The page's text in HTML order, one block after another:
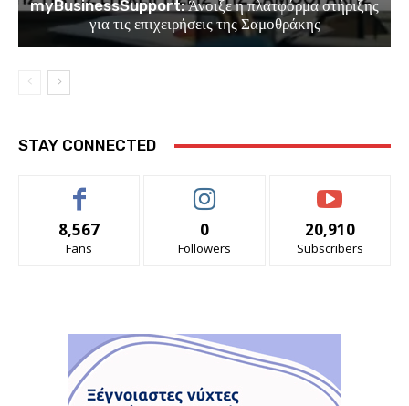
myBusinessSupport: Άνοιξε η πλατφόρμα στήριξης
για τις επιχειρήσεις της Σαμοθράκης
STAY CONNECTED
8,567
Fans
0
Followers
20,910
Subscribers